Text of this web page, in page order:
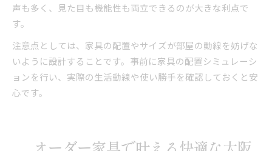
声も多く、見た目も機能性も両立できるのが大きな利点で
す。
注意点としては、家具の配置やサイズが部屋の動線を妨げな
いように設計することです。事前に家具の配置シミュレーシ
ョンを行い、実際の生活動線や使い勝手を確認しておくと安
心です。